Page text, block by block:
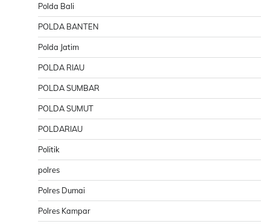
Polda Bali
POLDA BANTEN
Polda Jatim
POLDA RIAU
POLDA SUMBAR
POLDA SUMUT
POLDARIAU
Politik
polres
Polres Dumai
Polres Kampar